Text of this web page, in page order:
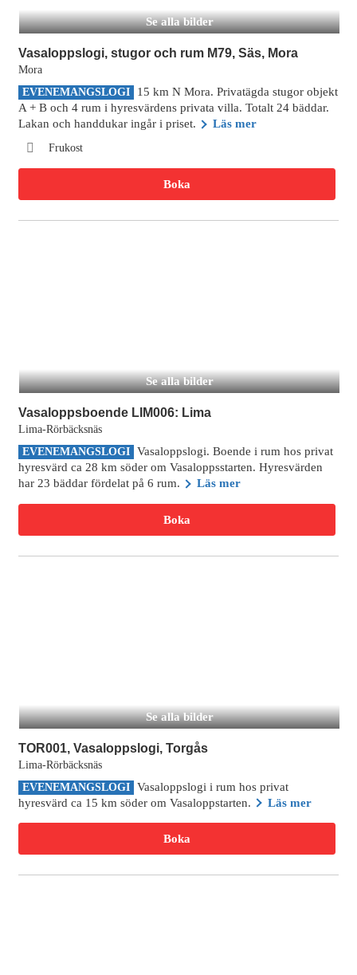
Vasaloppslogi, stugor och rum M79, Säs, Mora
Mora
EVENEMANGSLOGI
15 km N Mora. Privatägda stugor objekt
A + B och 4 rum i hyresvärdens privata villa. Totalt 24 bäddar.
Lakan och handdukar ingår i priset.
Läs mer
Frukost
Boka
Se alla bilder
Vasaloppsboende LIM006: Lima
Lima-Rörbäcksnäs
EVENEMANGSLOGI Vasaloppslogi. Boende i rum hos privat
hyresvärd ca 28 km söder om Vasaloppsstarten. Hyresvärden
har 23 bäddar fördelat på 6 rum.
Läs mer
Boka
Se alla bilder
TOR001, Vasaloppslogi, Torgås
Lima-Rörbäcksnäs
EVENEMANGSLOGI Vasaloppslogi i rum hos privat
hyresvärd ca 15 km söder om Vasaloppstarten.
Läs mer
Boka
Se alla bilder